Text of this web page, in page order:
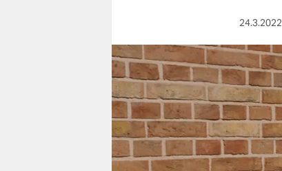
berlin
nord
wahrheit
verlag
24.3.2022